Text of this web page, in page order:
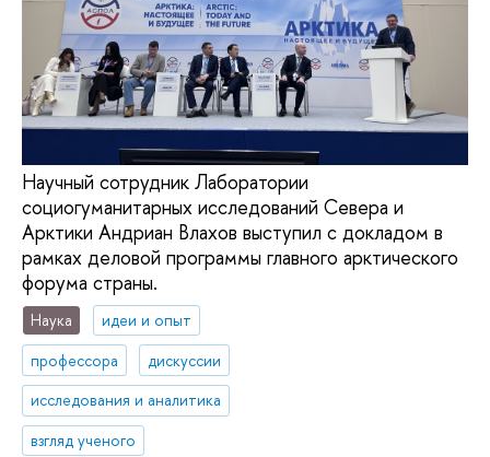
Научный сотрудник Лаборатории
социогуманитарных исследований Севера и
Арктики Андриан Влахов выступил с докладом в
рамках деловой программы главного арктического
форума страны.
Наука
идеи и опыт
профессора
дискуссии
исследования и аналитика
взгляд ученого